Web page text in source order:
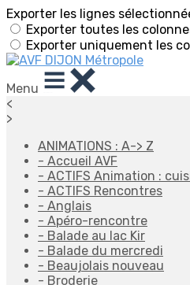
Exporter les lignes
Exporter toutes les
Exporter uniquement les
Menu
<
>
ANIMATIONS : A-> Z
- Accueil AVF
- ACTIFS Animation :
- ACTIFS Rencontres
- Anglais
- Apéro-rencontre
- Balade au lac Kir
- Balade du mercredi
- Beaujolais nouveau
- Broderie